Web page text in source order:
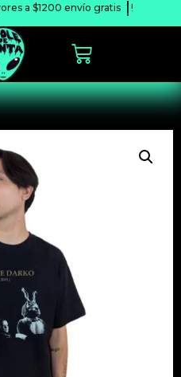
a $1200 envío gratis !